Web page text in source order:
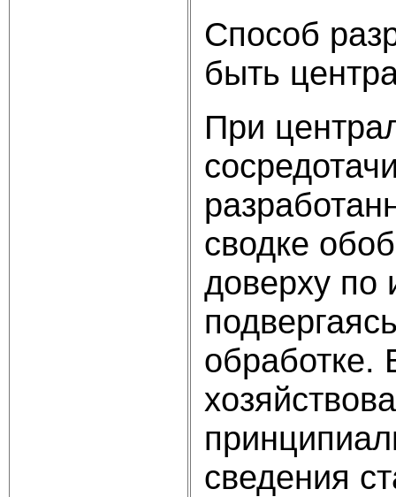
Способ
быть
При
сводке
доверху по
обработке.
сведения